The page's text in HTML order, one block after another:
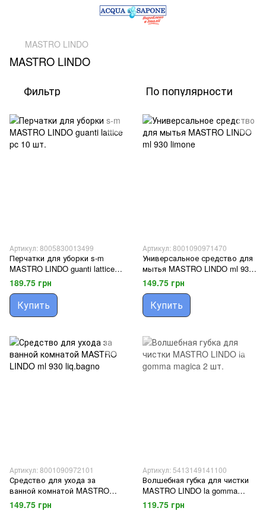
MASTRO LINDO
MASTRO LINDO
Фильтр
По популярности
Артикул: 8005830013499
Перчатки для уборки s-m
MASTRO LINDO guanti lattice
pc 10 шт.
189.75 грн
Купить
Артикул: 8001090971470
Универсальное средство для
мытья MASTRO LINDO ml 930
limone
149.75 грн
Купить
Артикул: 8001090972101
Средство для ухода за
ванной комнатой MASTRO
LINDO ml 930 liq.bagno
149.75 грн
Артикул: 5413149141100
Волшебная губка для чистки
MASTRO LINDO la gomma
magica 2 шт.
119.75 грн